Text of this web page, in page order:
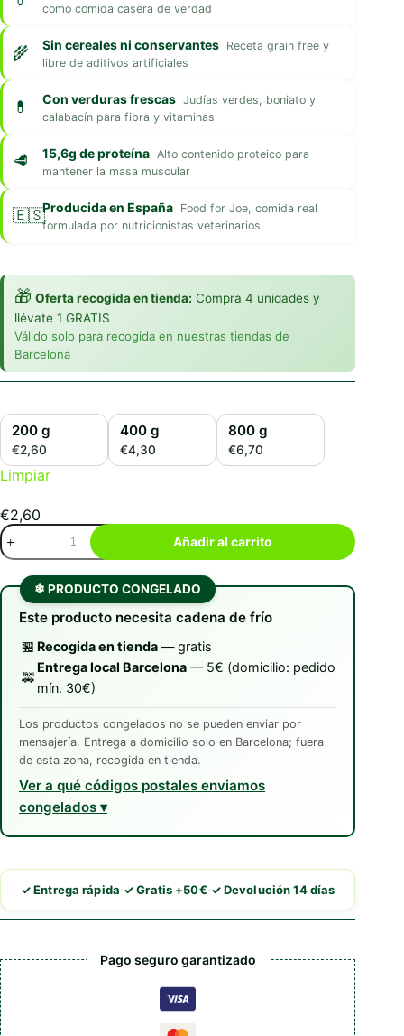
como comida casera de verdad
Sin cereales ni conservantes Receta grain free y
libre de aditivos artificiales
Con verduras frescas Judías verdes, boniato y
calabacín para fibra y vitaminas
15,6g de proteína Alto contenido proteico para
mantener la masa muscular
Producida en España Food for Joe, comida real
formulada por nutricionistas veterinarios
🎁 Oferta recogida en tienda: Compra 4 unidades y
llévate 1 GRATIS
Válido solo para recogida en nuestras tiendas de
Barcelona
200 g
€2,60
400 g
€4,30
800 g
€6,70
Limpiar
€2,60
Food
for
Joe
Turkeat
cantidad
Añadir al carrito
❄ PRODUCTO CONGELADO
Este producto necesita cadena de frío
🏪 Recogida en tienda — gratis
🚕
Entrega local Barcelona — 5€ (domicilio: pedido
mín. 30€)
Los productos congelados no se pueden enviar por
mensajería. Entrega a domicilio solo en Barcelona; fuera
de esta zona, recogida en tienda.
Ver a qué códigos postales enviamos
congelados
✓ Entrega rápida·✓ Gratis +50€·✓ Devolución 14 días
Pago seguro garantizado